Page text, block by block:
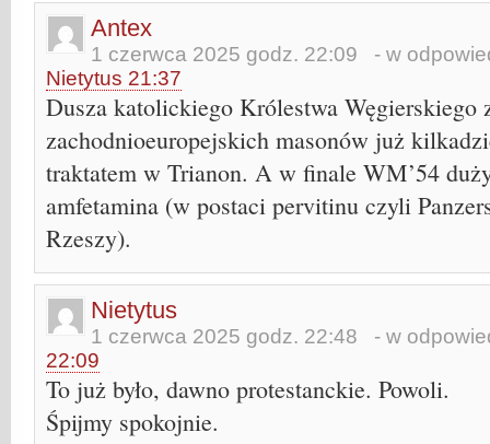
Antex
1 czerwca 2025 godz. 22:09 - w
Nietytus 21:37
Dusza katolickiego Królestwa Węgierskiego
zachodnioeuropejskich masonów już
traktatem w Trianon. A w finale WM’54
amfetamina (w postaci pervitinu czyli
Rzeszy).
Nietytus
1 czerwca 2025 godz. 22:48 - w
22:09
To już było, dawno protestanckie. Powoli.
Śpijmy spokojnie.